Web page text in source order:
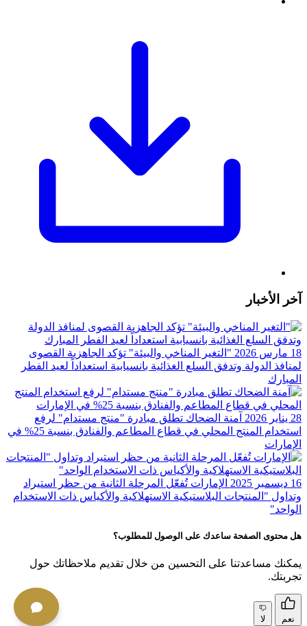
آخر الأخبار
18 مارس 2026
"التغير المناخي والبيئة" تؤكد الجاهزية القصوى
لمنافذ الدولة وتدفق السلع الغذائية بانسيابية استعداداً لعيد الفطر
المبارك
28 يناير 2026
آمنة الضحاك تطلق مبادرة "منتج مستدام" لرفع
استخدام المنتج المحلي في قطاع المطاعم والفنادق بنسبة 25%؜ في
الإمارات
16 ديسمبر 2025
الإمارات تُفعّل المرحلة الثانية من حظر استيراد
وتداول "المنتجات البلاستيكية الاستهلاكية والأكياس ذات الاستخدام
الواحد"
هل محتوى الصفحة ساعدك على الوصول للمطلوب؟
يمكنك مساعدتنا على التحسين من خلال تقديم ملاحظاتك حول
تجربتك.
نعم لا